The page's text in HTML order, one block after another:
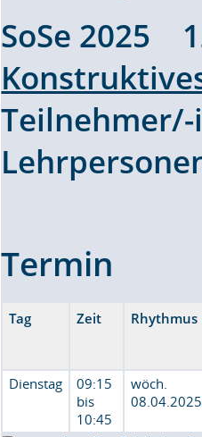
SoSe 2025
Termin
Tag Zeit Rhythmus
Dienstag
09:15
bis
10:45
wöch.